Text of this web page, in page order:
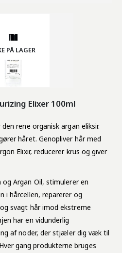
PÅ LAGER
Elixer 100ml
rene organisk argan eliksir.
håret. Genopliver hår med
Elixir, reducerer krus og giver
Argan Oil, stimulerer en
i hårcellen, reparerer og
svagt hår imod ekstreme
har en vidunderlig
af noder, der stjæler dig væk til
gang produkterne bruges